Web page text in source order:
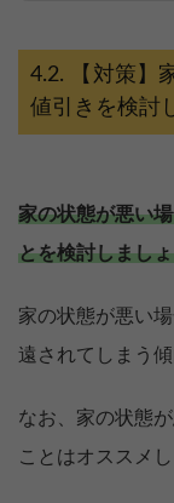
【対策】
値引きを検討
家の状態が悪い
とを検討しまし
家の状態が悪い
遠されてしまう傾
なお、家の状態
ことはオススメし